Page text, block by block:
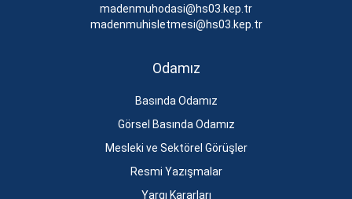
madenmuhodasi@hs03.kep.tr
madenmuhisletmesi@hs03.kep.tr
Odamız
Basında Odamız
Görsel Basında Odamız
Mesleki ve Sektörel Görüşler
Resmi Yazışmalar
Yargı Kararları